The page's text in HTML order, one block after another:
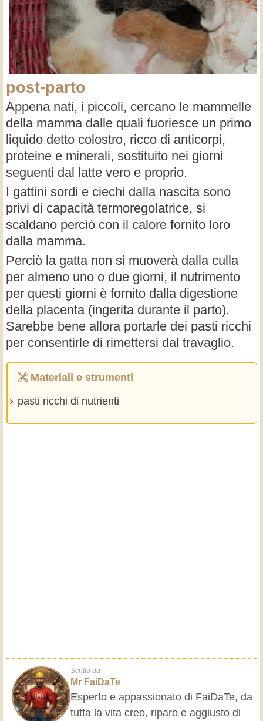
post-parto
Appena nati, i piccoli, cercano le mammelle
della mamma dalle quali fuoriesce un primo
liquido detto colostro, ricco di anticorpi,
proteine e minerali, sostituito nei giorni
seguenti dal latte vero e proprio.
I gattini sordi e ciechi dalla nascita sono
privi di capacità termoregolatrice, si
scaldano perciò con il calore fornito loro
dalla mamma.
Perciò la gatta non si muoverà dalla culla
per almeno uno o due giorni, il nutrimento
per questi giorni è fornito dalla digestione
della placenta (ingerita durante il parto).
Sarebbe bene allora portarle dei pasti ricchi
per consentirle di rimettersi dal travaglio.
Materiali e strumenti
pasti ricchi di nutrienti
Scritto da
Mr FaiDaTe
Esperto e appassionato di FaiDaTe, da
tutta la vita creo, riparo e aggiusto di